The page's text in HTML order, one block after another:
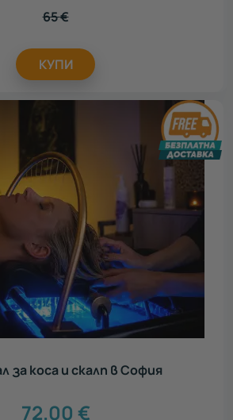
65€
КУПИ
за коса и скалп в София
72.00 €